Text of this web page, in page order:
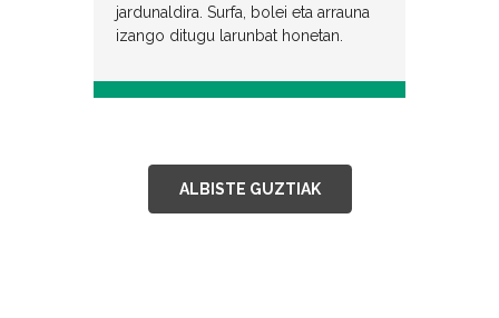
jardunaldira. Surfa, bolei eta arrauna
izango ditugu larunbat honetan.
ALBISTE GUZTIAK